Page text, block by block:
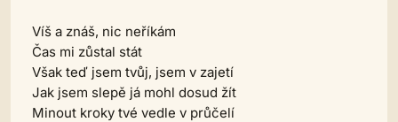
Víš a znáš, nic neříkám
Čas mi zůstal stát
Však teď jsem tvůj, jsem v zajetí
Jak jsem slepě já mohl dosud žít
Minout kroky tvé vedle v průčelí